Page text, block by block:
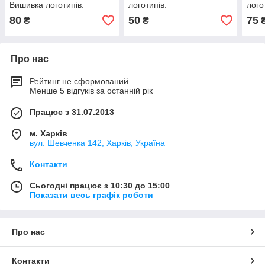
Вишивка логотипів.
80 ₴
логотипів.
50₴ 75
Про нас
Рейтинг не сформований
Менше 5 відгуків за останній рік
Працює з 31.07.2013
м. Харків
вул. Шевченка 142, Харків, Україна
Контакти
Сьогодні працює з 10:30 до 15:00
Показати весь графік роботи
Про нас
Контакти